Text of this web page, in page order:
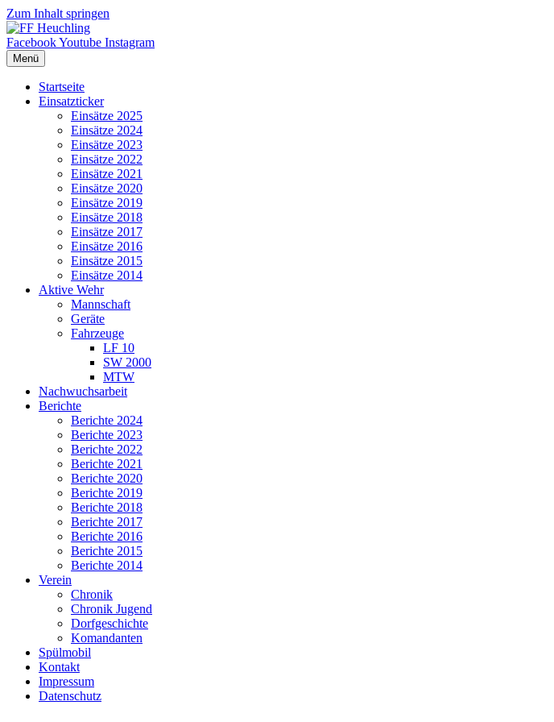
Zum Inhalt springen
FacebookYoutube Instagram
Menü
Startseite
Einsatzticker
Einsätze 2025
Einsätze 2024
Einsätze 2023
Einsätze 2022
Einsätze 2021
Einsätze 2020
Einsätze 2019
Einsätze 2018
Einsätze 2017
Einsätze 2016
Einsätze 2015
Einsätze 2014
Aktive Wehr
Mannschaft
Geräte
Fahrzeuge
LF 10
SW 2000
MTW
Nachwuchsarbeit
Berichte
Berichte 2024
Berichte 2023
Berichte 2022
Berichte 2021
Berichte 2020
Berichte 2019
Berichte 2018
Berichte 2017
Berichte 2016
Berichte 2015
Berichte 2014
Verein
Chronik
Chronik Jugend
Dorfgeschichte
Komandanten
Spülmobil
Kontakt
Impressum
Datenschutz